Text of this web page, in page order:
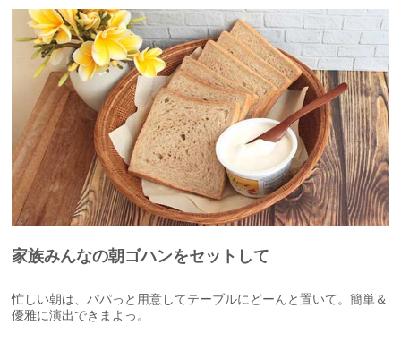
家族みんなの朝ゴハンをセットして
忙しい朝は、パパっと用意してテーブルにどーんと置いて。簡単＆
優雅に演出できまよっ。